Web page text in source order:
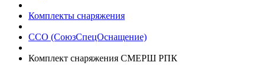
Комплекты снаряжения
ССО (СоюзСпецОснащение)
Комплект снаряжения СМЕРШ РПК